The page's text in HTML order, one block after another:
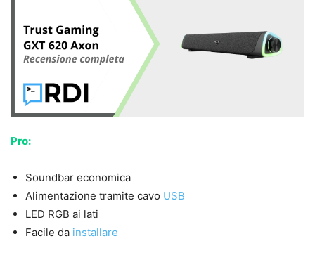
Pro:
Soundbar economica
Alimentazione tramite cavo USB
LED RGB ai lati
Facile da installare